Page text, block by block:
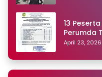
13
Perumda
Peringkat
April 23, 2026